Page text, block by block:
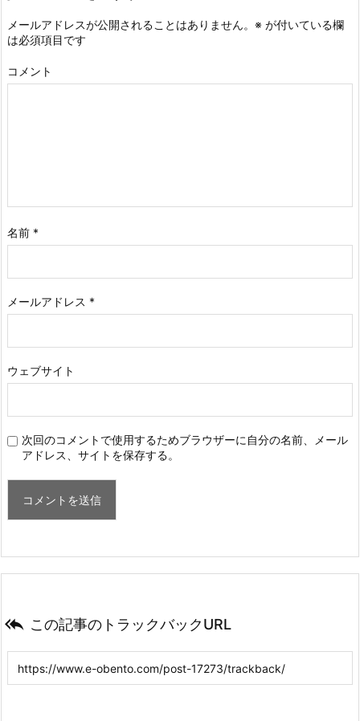
メールアドレスが公開されることはありません。 ※ が付いている欄
は必須項目です
コメント
名前 *
メールアドレス *
ウェブサイト
次回のコメントで使用するためブラウザーに自分の名前、メール
アドレス、サイトを保存する。
 この記事のトラックバックURL